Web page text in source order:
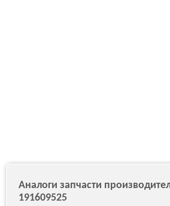
Аналоги запчасти
191609525